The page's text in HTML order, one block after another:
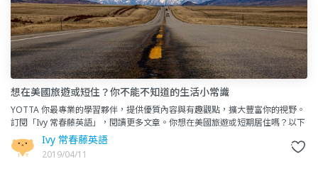
想在美國旅遊或短住？你不能不知道的生活小常識
YOTTA 你最專業的學習夥伴，提供優質內容與有趣觀點，擴大豐富你的視野。
訂閱「Ivy 常春藤英語」，閱讀更多文章。你想在美國旅遊或短期居住嗎？以下
幾點，非常非常實用，千萬要知道喔！居家生活美國人浴室
Ivy 常春藤英語
2019/04/11